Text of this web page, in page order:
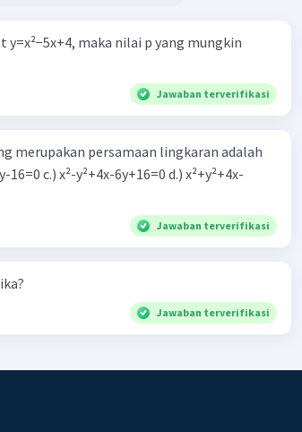
maka nilai p yang mungkin
Jawaban terverifikasi
merupakan persamaan lingkaran adalah
16=0 c.) x²-y²+4x-6y+16=0 d.) x²+y²+4x-
Jawaban terverifikasi
Jawaban terverifikasi